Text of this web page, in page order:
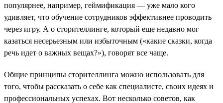
популярнее, например, геймификация — уже мало кого
удивляет, что обучение сотрудников эффективнее проводить
через игру. А о сторителлинге, который еще недавно мог
казаться несерьезным или избыточным («какие сказки, когда
речь идет о важных вещах?»), говорят все чаще.
Общие принципы сторителлинга можно использовать для
того, чтобы рассказать о себе как специалисте, своих идеях и
профессиональных успехах. Вот несколько советов, как